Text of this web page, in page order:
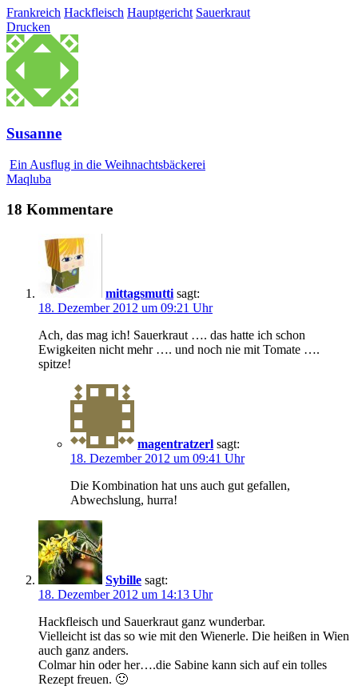
Frankreich Hackfleisch Hauptgericht Sauerkraut
Drucken
Susanne
Ein Ausflug in die Weihnachtsbäckerei
Maqluba
18 Kommentare
mittagsmutti sagt:
18. Dezember 2012 um 09:21 Uhr
Ach, das mag ich! Sauerkraut …. das hatte ich schon
Ewigkeiten nicht mehr …. und noch nie mit Tomate ….
spitze!
magentratzerl sagt:
18. Dezember 2012 um 09:41 Uhr
Die Kombination hat uns auch gut gefallen,
Abwechslung, hurra!
Sybille sagt:
18. Dezember 2012 um 14:13 Uhr
Hackfleisch und Sauerkraut ganz wunderbar.
Vielleicht ist das so wie mit den Wienerle. Die heißen in Wien
auch ganz anders.
Colmar hin oder her….die Sabine kann sich auf ein tolles
Rezept freuen. 🙂